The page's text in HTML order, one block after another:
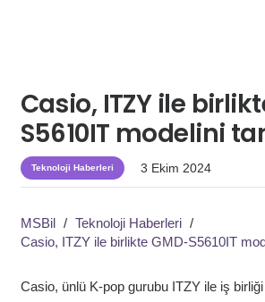
Casio, ITZY ile
S5610IT modelini
Teknoloji Haberleri 3 Ekim 2024
MSBil / Teknoloji Haberleri /
Casio, ITZY ile birlikte GMD-S5610IT
Casio, ünlü K-pop gurubu ITZY ile iş